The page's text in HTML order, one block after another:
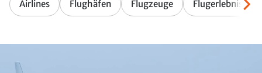
Airlines Flughäfen Flugzeuge Flugerlebnis